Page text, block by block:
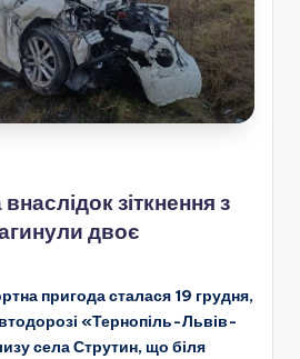
зіткнення з
двоє
пригода сталася 19 грудня,
«Тернопіль-Львів-
села Струтин, що біля